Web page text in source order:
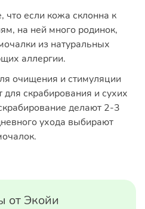
что если кожа склонна к
на ней много родинок,
из натуральных
аллергии.
очищения и стимуляции
скрабирования и сухих
делают 2-3
ухода выбирают
от Экойи